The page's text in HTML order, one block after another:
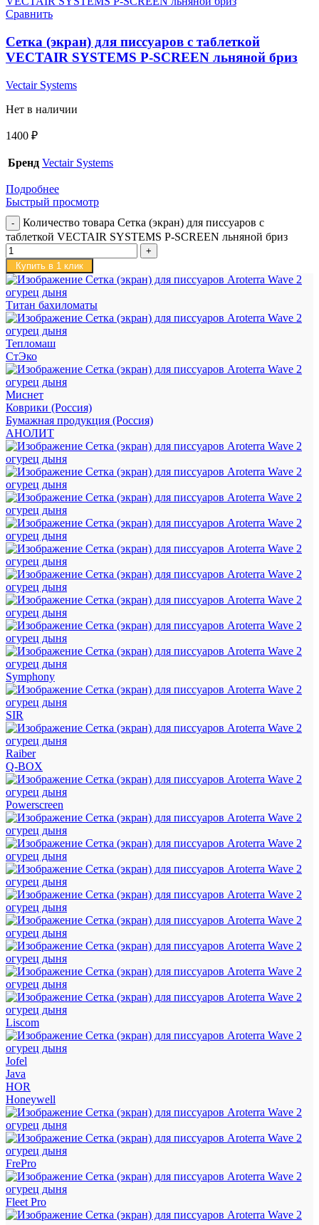
Сравнить
Сетка (экран) для писсуаров с таблеткой
VECTAIR SYSTEMS P-SCREEN льняной бриз
Vectair Systems
Нет в наличии
1400 ₽
Бренд Vectair Systems
Подробнее
Быстрый просмотр
Количество товара Сетка (экран) для писсуаров с
таблеткой VECTAIR SYSTEMS P-SCREEN льняной бриз
Купить в 1 клик
Титан бахиломаты
Тепломаш
СтЭко
Миснет
Коврики (Россия)
Бумажная продукция (Россия)
АНОЛИТ
Symphony
SIR
Raiber
Q-BOX
Powerscreen
Liscom
Jofel
Java
HOR
Honeywell
FrePro
Fleet Pro